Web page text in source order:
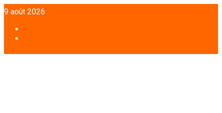
Aller
au
contenu
9 août 2026